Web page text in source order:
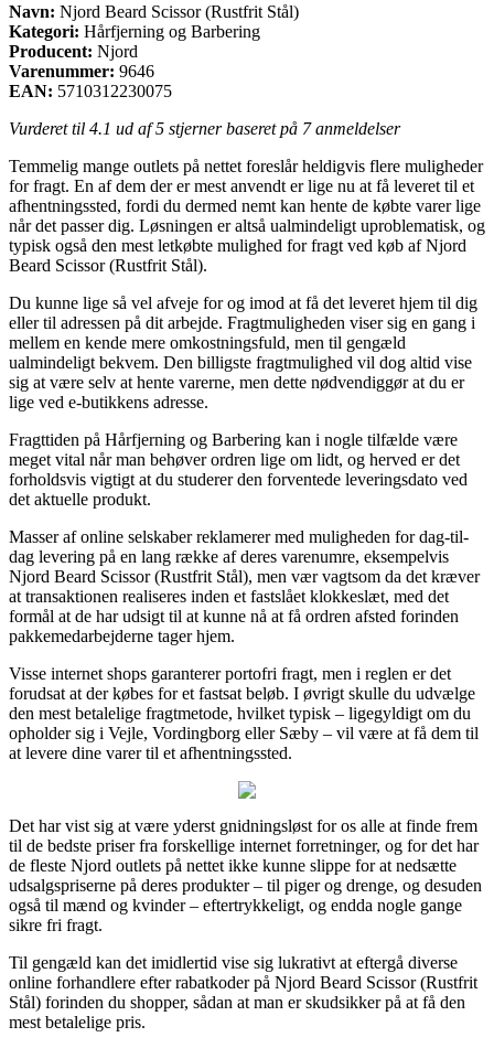
Navn: Njord Beard Scissor (Rustfrit Stål)
Kategori: Hårfjerning og Barbering
Producent: Njord
Varenummer: 9646
EAN: 5710312230075
Vurderet til 4.1 ud af 5 stjerner baseret på 7anmeldelser
Temmelig mange outlets på nettet foreslår heldigvis flere muligheder
for fragt. En af dem der er mest anvendt er lige nu at få leveret til et
afhentningssted, fordi du dermed nemt kan hente de købte varer lige
når det passer dig. Løsningen er altså ualmindeligt uproblematisk, og
typisk også den mest letkøbte mulighed for fragt ved køb af Njord
Beard Scissor (Rustfrit Stål).
Du kunne lige så vel afveje for og imod at få det leveret hjem til dig
eller til adressen på dit arbejde. Fragtmuligheden viser sig en gang i
mellem en kende mere omkostningsfuld, men til gengæld
ualmindeligt bekvem. Den billigste fragtmulighed vil dog altid vise
sig at være selv at hente varerne, men dette nødvendiggør at du er
lige ved e-butikkens adresse.
Fragttiden på Hårfjerning og Barbering kan i nogle tilfælde være
meget vital når man behøver ordren lige om lidt, og herved er det
forholdsvis vigtigt at du studerer den forventede leveringsdato ved
det aktuelle produkt.
Masser af online selskaber reklamerer med muligheden for dag-til-
dag levering på en lang række af deres varenumre, eksempelvis
Njord Beard Scissor (Rustfrit Stål), men vær vagtsom da det kræver
at transaktionen realiseres inden et fastslået klokkeslæt, med det
formål at de har udsigt til at kunne nå at få ordren afsted forinden
pakkemedarbejderne tager hjem.
Visse internet shops garanterer portofri fragt, men i reglen er det
forudsat at der købes for et fastsat beløb. I øvrigt skulle du udvælge
den mest betalelige fragtmetode, hvilket typisk – ligegyldigt om du
opholder sig i Vejle, Vordingborg eller Sæby – vil være at få dem til
at levere dine varer til et afhentningssted.
Det har vist sig at være yderst gnidningsløst for os alle at finde frem
til de bedste priser fra forskellige internet forretninger, og for det har
de fleste Njord outlets på nettet ikke kunne slippe for at nedsætte
udsalgspriserne på deres produkter – til piger og drenge, og desuden
også til mænd og kvinder – eftertrykkeligt, og endda nogle gange
sikre fri fragt.
Til gengæld kan det imidlertid vise sig lukrativt at eftergå diverse
online forhandlere efter rabatkoder på Njord Beard Scissor (Rustfrit
Stål) forinden du shopper, sådan at man er skudsikker på at få den
mest betalelige pris.